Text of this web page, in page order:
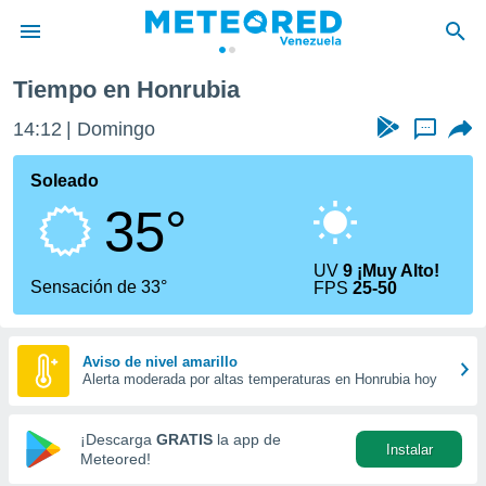
de
ha
calidad.
a este
las
y
forma
digital
basada
Tiempo en Honrubia
14:12 Domingo ...
Soleado
35°
Sensación de 33°
UV9 ¡Muy Alto!
FPS25-50
Aviso de nivel amarillo
Alerta moderada por altas temperaturas en Honrubia hoy
¡Descarga GRATIS la app de
Meteored!
Instalar